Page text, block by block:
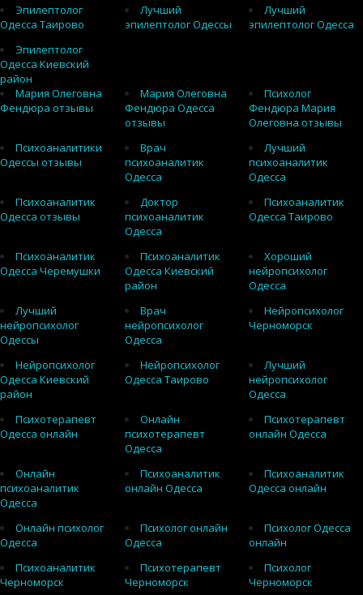
Эпилептолог
Одесса Таирово
Лучший
эпилептолог Одессы
Лучший
эпилептолог Одесса
Эпилептолог
Одесса Киевский
район
Мария Олеговна
Фендюра отзывы
Мария Олеговна
Фендюра Одесса
отзывы
Психолог
Фендюра Мария
Олеговна отзывы
Психоаналитики
Одессы отзывы
Врач
психоаналитик
Одесса
Лучший
психоаналитик
Одесса
Психоаналитик
Одесса отзывы
Доктор
психоаналитик
Одесса
Психоаналитик
Одесса Таирово
Психоаналитик
Одесса Черемушки
Психоаналитик
Одесса Киевский
район
Хороший
нейропсихолог
Одесса
Лучший
нейропсихолог
Одессы
Врач
нейропсихолог
Одесса
Нейропсихолог
Черноморск
Нейропсихолог
Одесса Киевский
район
Нейропсихолог
Одесса Таирово
Лучший
нейропсихолог
Одесса
Психотерапевт
Одесса онлайн
Онлайн
психотерапевт
Одесса
Психотерапевт
онлайн Одесса
Онлайн
психоаналитик
Одесса
Психоаналитик
онлайн Одесса
Психоаналитик
Одесса онлайн
Онлайн психолог
Одесса
Психолог онлайн
Одесса
Психолог Одесса
онлайн
Психоаналитик
Черноморск
Психотерапевт
Черноморск
Психолог
Черноморск